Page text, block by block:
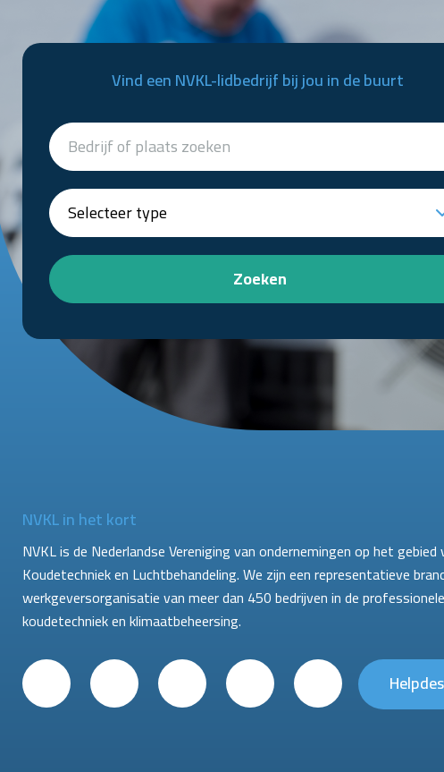
Vind een NVKL-lidbedrijf bij jou in de buurt
Zoeken
NVKL in het kort
NVKL is de Nederlandse Vereniging van ondernemingen op het gebied
Koudetechniek en Luchtbehandeling. We zijn een representatieve
werkgeversorganisatie van meer dan 450 bedrijven in de professionele
koudetechniek en klimaatbeheersing.